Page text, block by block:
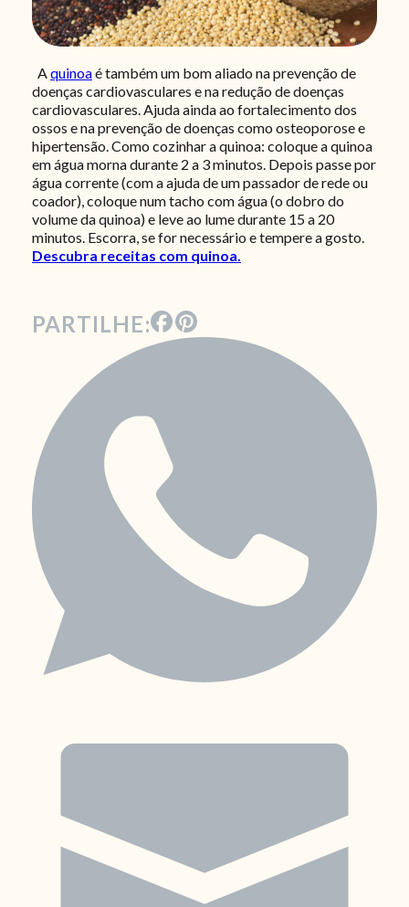
A quinoaé também um bom aliado na prevenção de
doenças cardiovasculares e na redução de doenças
cardiovasculares. Ajuda ainda ao fortalecimento dos
ossos e na prevenção de doenças como osteoporose e
hipertensão. Como cozinhar a quinoa: coloque a quinoa
em água morna durante 2 a 3 minutos. Depois passe por
água corrente (com a ajuda de um passador de rede ou
coador), coloque num tacho com água (o dobro do
volume da quinoa) e leve ao lume durante 15 a 20
minutos. Escorra, se for necessário e tempere a gosto.
Descubra receitas com quinoa.
PARTILHE: